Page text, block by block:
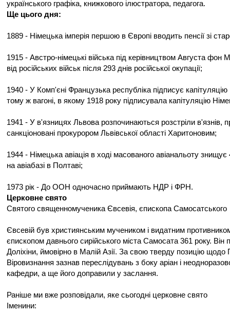
українського графіка, книжкового ілюстратора, педагога.
Ще цього дня:
1889 - Німецька імперія першою в Європі вводить пенсії зі
1915 - Австро-німецькі війська під керівництвом Августа фон
від російських військ після 293 днів російської окупації;
1940 - У Комп'єні Французька республіка підписує
тому ж вагоні, в якому 1918 року підписувала капітуляцію
1941 - У в'язницях Львова розпочинаються розстріли в'язнів,
санкціоновані прокурором Львівської області Харитоновим;
1944 - Німецька авіація в ході масованого авіанальоту знищує
на авіабазі в Полтаві;
1973 рік - До ООН одночасно приймають НДР і ФРН.
Церковне свято
Святого священномученика Євсевія, єпископа Самосатського
Євсевій був християнським мучеником і видатним
єпископом давнього сирійського міста Самосата 361 року.
Доліхіни, ймовірно в Малій Азії. За свою тверду позицію щодо
Віровизнання зазнав переслідувань з боку аріан і
кафедри, а ще його доправили у заслання.
Раніше ми вже розповідали, яке сьогодні церковне свято
Іменини: